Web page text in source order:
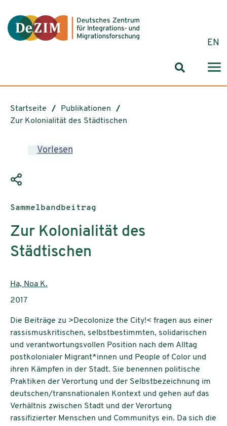
EN
Startseite
Publikationen
Zur Kolonialität des Städtischen
Vorlesen
Publikationstyp:
Sammelbandbeitrag
Zur Kolonialität des
Städtischen
AutorInnen:
Ha, Noa K.
Publikationsjahr:
2017
Die Beiträge zu >Decolonize the City!< fragen aus einer
rassismuskritischen, selbstbestimmten, solidarischen
und verantwortungsvollen Position nach dem Alltag
postkolonialer Migrant*innen und People of Color und
ihren Kämpfen in der Stadt. Sie benennen politische
Praktiken der Verortung und der Selbstbezeichnung im
deutschen/transnationalen Kontext und gehen auf das
Verhältnis zwischen Stadt und der Verortung
rassifizierter Menschen und Communitys ein. Da sich die